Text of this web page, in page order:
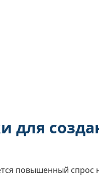
для
повышенный спрос